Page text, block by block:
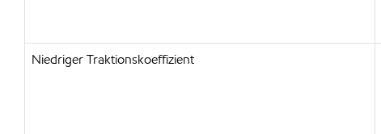
Niedriger Traktionskoeffizient